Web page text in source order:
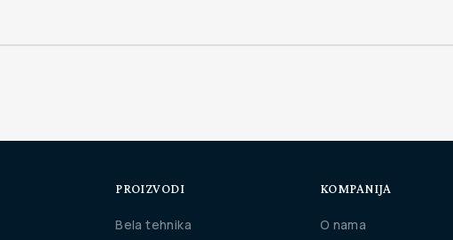
PROIZVODI
Bela tehnika
KOMPANIJA
O nama